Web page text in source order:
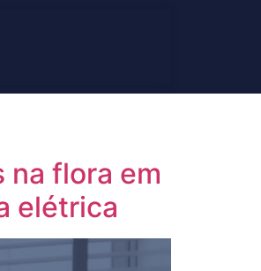
na flora em
elétrica